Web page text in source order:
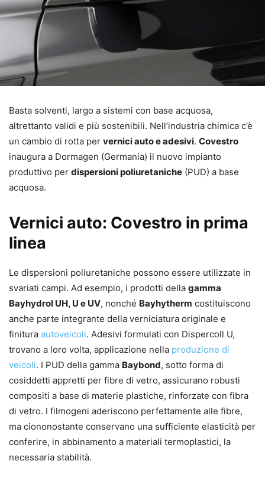
Basta solventi, largo a sistemi con base acquosa,
altrettanto validi e più sostenibili. Nell’industria chimica c’è
un cambio di rotta per vernici auto e adesivi. Covestro
inaugura a Dormagen (Germania) il nuovo impianto
produttivo per dispersioni poliuretaniche (PUD) a base
acquosa.
Vernici auto: Covestro in prima
linea
Le dispersioni poliuretaniche possono essere utilizzate in
svariati campi. Ad esempio, i prodotti della gamma
Bayhydrol UH, U e UV, nonché Bayhytherm costituiscono
anche parte integrante della verniciatura originale e
finitura autoveicoli. Adesivi formulati con Dispercoll U,
trovano a loro volta, applicazione nella produzione di
veicoli. I PUD della gamma Baybond, sotto forma di
cosiddetti appretti per fibre di vetro, assicurano robusti
compositi a base di materie plastiche, rinforzate con fibra
di vetro. I filmogeni aderiscono perfettamente alle fibre,
ma ciononostante conservano una sufficiente elasticità per
conferire, in abbinamento a materiali termoplastici, la
necessaria stabilità.